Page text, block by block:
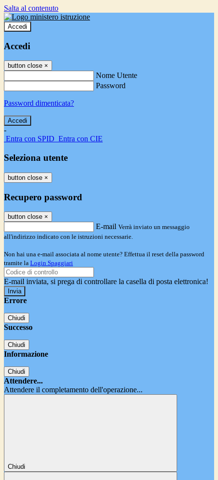
Salta al contenuto
Accedi
Accedi
button close ×
Nome Utente
Password
Password dimenticata?
-
Entra con SPID Entra con CIE
Seleziona utente
button close ×
Recupero password
button close ×
E-mail Verrà inviato un messaggio
all'indirizzo indicato con le istruzioni necessarie.
Non hai una e-mail associata al nome utente? Effettua il reset della password
tramite la Login Spaggiari
E-mail inviata, si prega di controllare la casella di posta elettronica!
Errore
Chiudi
Successo
Chiudi
Informazione
Chiudi
Attendere...
Attendere il completamento dell'operazione...
Chiudi